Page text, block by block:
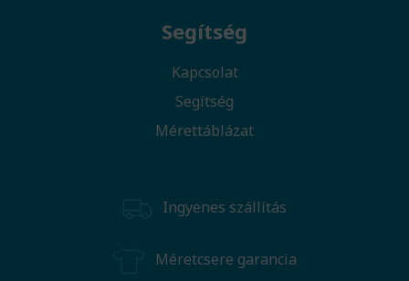
Segítség
Kapcsolat
Segítség
Mérettáblázat
Ingyenes szállítás
Méretcsere garancia